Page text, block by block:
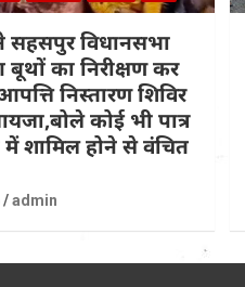
सहसपुर विधानसभा
बूथों का निरीक्षण कर
निस्तारण शिविर
कोई भी पात्र
में शामिल होने से वंचित
admin